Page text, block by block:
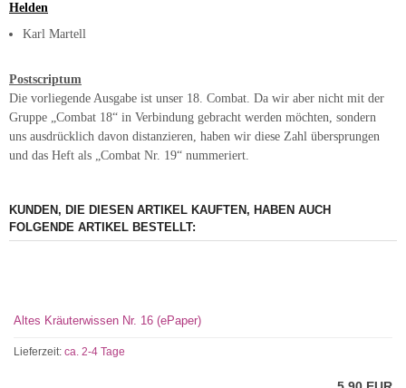
Helden
Karl Martell
Postscriptum
Die vorliegende Ausgabe ist unser 18. Combat. Da wir aber nicht mit der
Gruppe „Combat 18“ in Verbindung gebracht werden möchten, sondern
uns ausdrücklich davon distanzieren, haben wir diese Zahl übersprungen
und das Heft als „Combat Nr. 19“ nummeriert.
KUNDEN, DIE DIESEN ARTIKEL KAUFTEN, HABEN AUCH
FOLGENDE ARTIKEL BESTELLT:
Altes Kräuterwissen Nr. 16 (ePaper)
Lieferzeit: ca. 2-4 Tage